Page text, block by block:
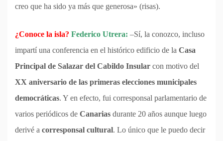
creo que ha sido ya más que generosa» (risas).
¿Conoce la isla? Federico Utrera: –Sí, la conozco, incluso
impartí una conferencia en el histórico edificio de la Casa
Principal de Salazar del Cabildo Insular con motivo del
XX aniversario de las primeras elecciones municipales
democráticas. Y en efecto, fui corresponsal parlamentario de
varios periódicos de Canarias durante 20 años aunque luego
derivé a corresponsal cultural. Lo único que le puedo decir